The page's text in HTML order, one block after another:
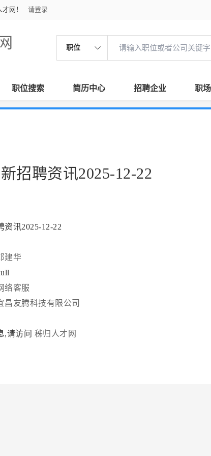
网！ 请登录
职位
职位搜索 简历中心 招聘企业 职
招聘资讯2025-12-22
资讯2025-12-22
建华
络客服
昌友腾科技有限公司
,请访问 秭归人才网